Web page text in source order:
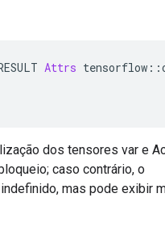
Attrs tensorflow ::
dos tensores var e
caso contrário, o
mas pode exibir